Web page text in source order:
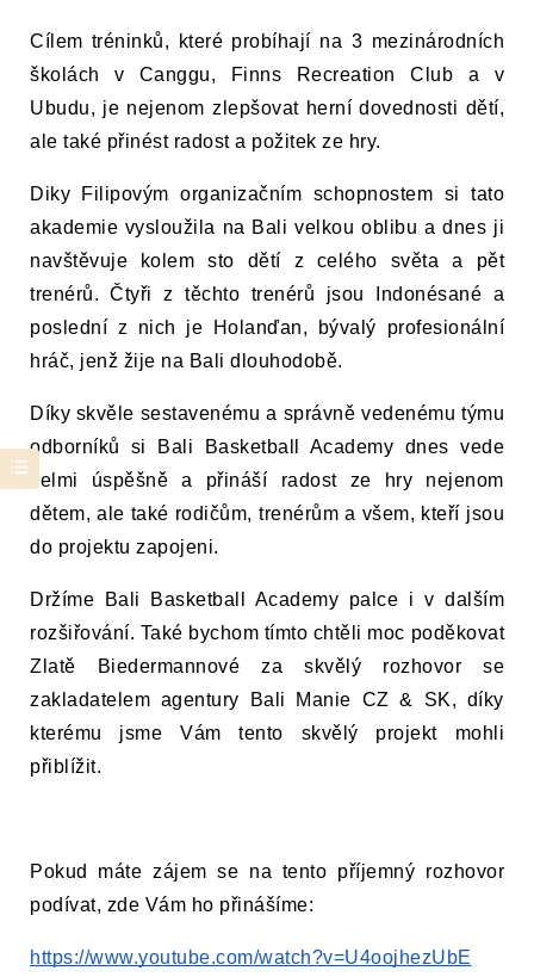
Cílem tréninků, které probíhají na 3 mezinárodních
školách v Canggu, Finns Recreation Club a v
Ubudu, je nejenom zlepšovat herní dovednosti dětí,
ale také přinést radost a požitek ze hry.
Diky Filipovým organizačním schopnostem si tato
akademie vysloužila na Bali velkou oblibu a dnes ji
navštěvuje kolem sto dětí z celého světa a pět
trenérů. Čtyři z těchto trenérů jsou Indonésané a
poslední z nich je Holanďan, bývalý profesionální
hráč, jenž žije na Bali dlouhodobě.
Díky skvěle sestavenému a správně vedenému týmu
odborníků si Bali Basketball Academy dnes vede
velmi úspěšně a přináší radost ze hry nejenom
dětem, ale také rodičům, trenérům a všem, kteří jsou
do projektu zapojeni.
Držíme Bali Basketball Academy palce i v dalším
rozšiřování. Také bychom tímto chtěli moc poděkovat
Zlatě Biedermannové za skvělý rozhovor se
zakladatelem agentury Bali Manie CZ & SK, díky
kterému jsme Vám tento skvělý projekt mohli
přiblížit.
Pokud máte zájem se na tento příjemný rozhovor
podívat, zde Vám ho přinášíme:
https://www.youtube.com/watch?v=U4oojhezUbE